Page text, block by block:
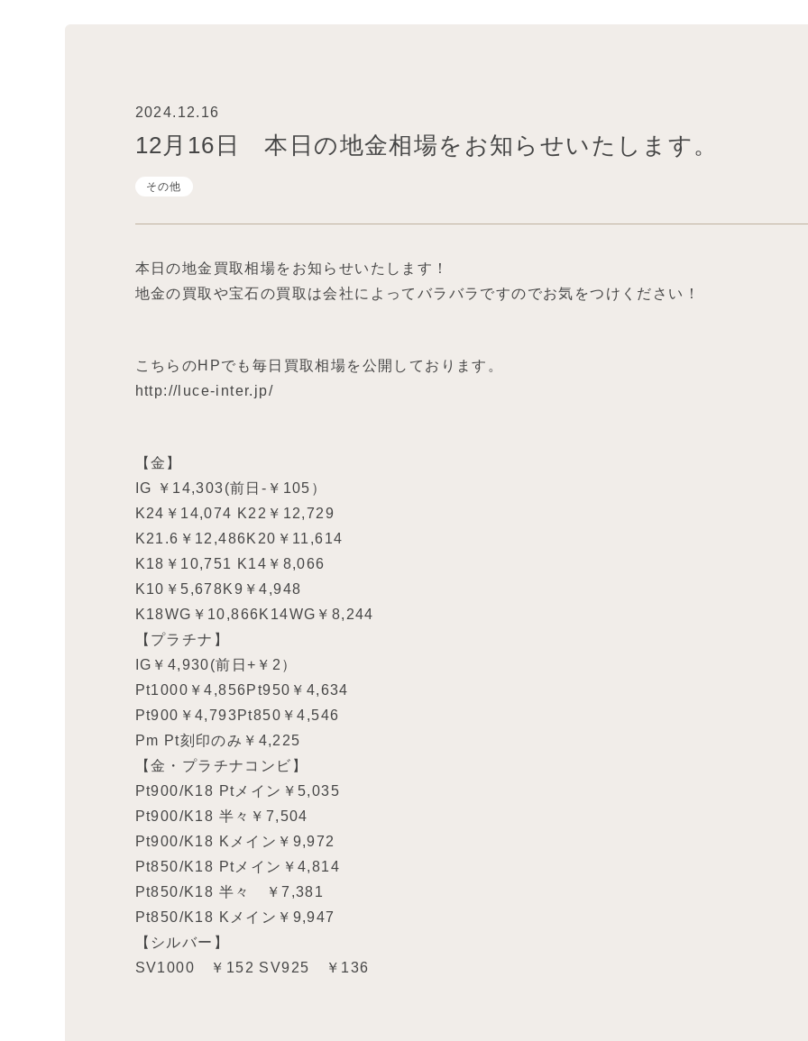
2024.12.16
12月16日 本日の地金相場をお知らせいたします。
その他
本日の地金買取相場をお知らせいたします！
地金の買取や宝石の買取は会社によってバラバラですのでお気をつけください！
こちらのHPでも毎日買取相場を公開しております。
http://luce-inter.jp/
【金】
IG ￥14,303(前日-￥105）
K24￥14,074 K22￥12,729
K21.6￥12,486K20￥11,614
K18￥10,751 K14￥8,066
K10￥5,678K9￥4,948
K18WG￥10,866K14WG￥8,244
【プラチナ】
IG￥4,930(前日+￥2）
Pt1000￥4,856Pt950￥4,634
Pt900￥4,793Pt850￥4,546
Pm Pt刻印のみ￥4,225
【金・プラチナコンビ】
Pt900/K18 Ptメイン￥5,035
Pt900/K18 半々￥7,504
Pt900/K18 Kメイン￥9,972
Pt850/K18 Ptメイン￥4,814
Pt850/K18 半々 ￥7,381
Pt850/K18 Kメイン￥9,947
【シルバー】
SV1000 ￥152 SV925 ￥136